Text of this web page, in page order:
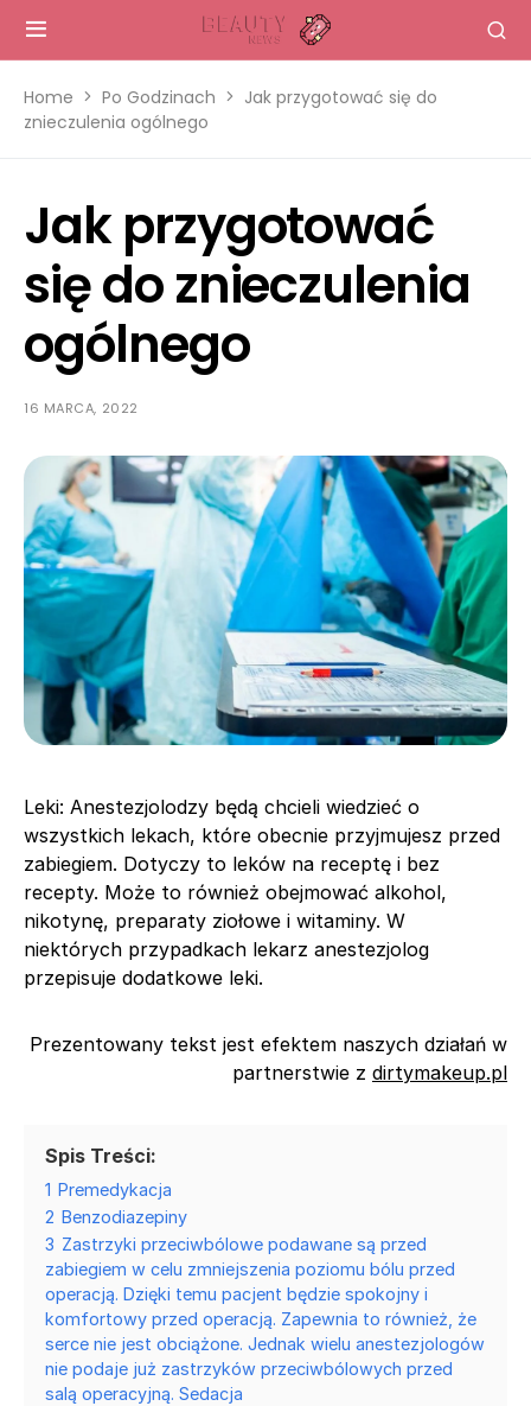
Home Po Godzinach
Jak przygotować się do
znieczulenia ogólnego
Jak przygotować
się do znieczulenia
ogólnego
16 MARCA, 2022
Leki: Anestezjolodzy będą chcieli wiedzieć o
wszystkich lekach, które obecnie przyjmujesz przed
zabiegiem. Dotyczy to leków na receptę i bez
recepty. Może to również obejmować alkohol,
nikotynę, preparaty ziołowe i witaminy. W
niektórych przypadkach lekarz anestezjolog
przepisuje dodatkowe leki.
Prezentowany tekst jest efektem naszych działań w
partnerstwie z dirtymakeup.pl
Spis Treści:
1 Premedykacja
2 Benzodiazepiny
3 Zastrzyki przeciwbólowe podawane są przed
zabiegiem w celu zmniejszenia poziomu bólu przed
operacją. Dzięki temu pacjent będzie spokojny i
komfortowy przed operacją. Zapewnia to również, że
serce nie jest obciążone. Jednak wielu anestezjologów
nie podaje już zastrzyków przeciwbólowych przed
salą operacyjną. Sedacja